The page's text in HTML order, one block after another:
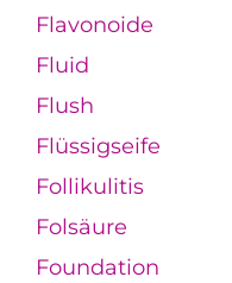
Flavonoide
Fluid
Flush
Flüssigseife
Follikulitis
Folsäure
Foundation